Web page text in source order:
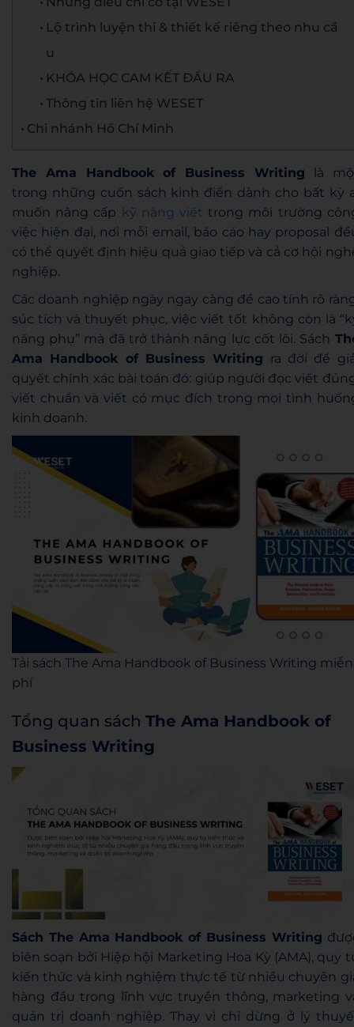
Lộ trình luyện thi & thiết kế riêng theo nhu cầ
u
KHÓA HỌC CAM KẾT ĐẦU RA
Thông tin liên hệ WESET
Chi nhánh Hồ Chí Minh
The Ama Handbook of Business Writing là
trong những cuốn sách kinh điển dành cho bất kỳ
muốn nâng cấp kỹ năng viết trong môi trường
việc hiện đại, nơi mỗi email, báo cáo hay proposal
có thể quyết định hiệu quả giao tiếp và cả cơ hội
nghiệp.
Các doanh nghiệp ngày ngay càng đề cao tính rõ
súc tích và thuyết phục, việc viết tốt không còn là
năng phụ” mà đã trở thành năng lực cốt lõi. Sách
Ama Handbook of Business Writing ra đời để
quyết chính xác bài toán đó: giúp người đọc viết
viết chuẩn và viết có mục đích trong mọi tình
kinh doanh.
Tải sách The Ama Handbook of Business Writing miễn
phí
Tổng quan sách The Ama Handbook of
Business Writing
Sách The Ama Handbook of Business Writing
biên soạn bởi Hiệp hội Marketing Hoa Kỳ (AMA), quy
kiến thức và kinh nghiệm thực tế từ nhiều chuyên
hàng đầu trong lĩnh vực truyền thông, marketing
quản trị doanh nghiệp. Thay vì chỉ dừng ở lý